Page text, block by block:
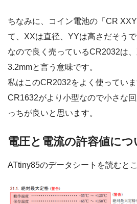
ちなみに、コイン電池の「CR
て、XXは直径、YYは高さだそうで
なので良く売っているCR2032は
3.2mmと言う意味です。
私はこのCR2032をよく使ってい
CR1632がより小型なので小さな
っちが良いと思います。
電圧と電流の許容値につ
ATtiny85のデータシートを読むと